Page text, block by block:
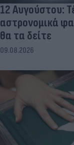
12 Αυγούστου:
αστρονομικά
θα τα δείτε
09.08.2026